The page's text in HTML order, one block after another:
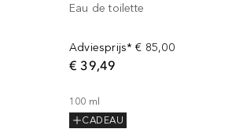
Eau de toilette
Adviesprijs* € 85,00
€ 39,49
100 ml
CADEAU